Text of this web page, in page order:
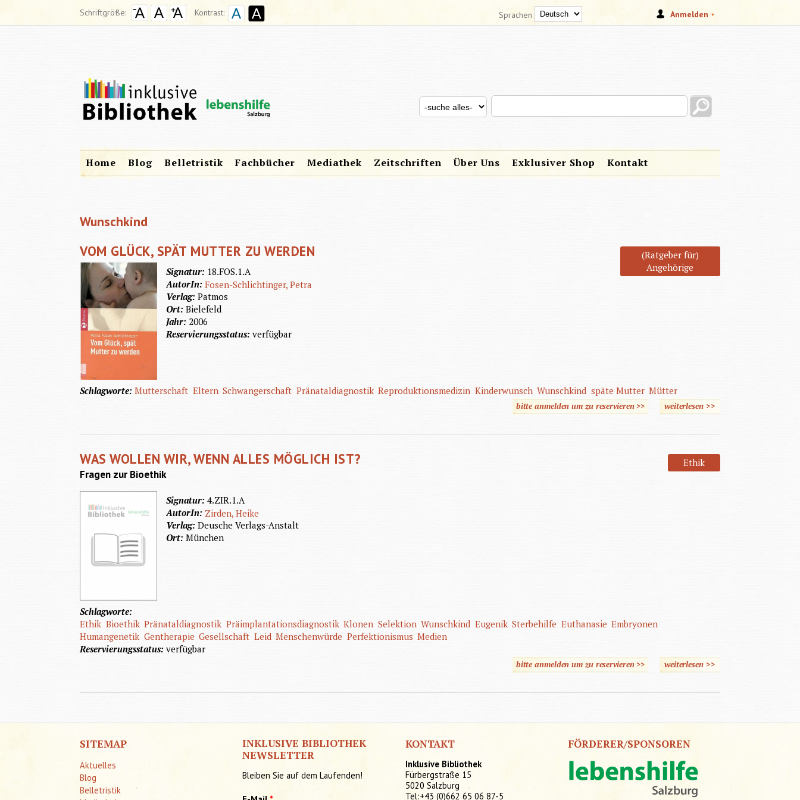
Schriftgröße: Kontrast: Anmelden
Sprachen
SUCHFORMULAR
Search this site
Search for
Home Blog Belletristik Fachbücher Mediathek Zeitschriften Über Uns Exklusiver Shop Kontakt
Wunschkind
VOM GLÜCK, SPÄT MUTTER ZU WERDEN
(Ratgeber für)
Angehörige
Signatur: 18.FOS.1.A
AutorIn:Fosen-Schlichtinger, Petra
Verlag:Patmos
Ort:Bielefeld
Jahr: 2006
Reservierungsstatus:verfügbar
Schlagworte:Mutterschaft Eltern Schwangerschaft Pränataldiagnostik Reproduktionsmedizin Kinderwunsch Wunschkind späte Mutter Mütter
bitte anmelden um zu reservieren >> weiterlesen
über Vom Glück, spät
>>
WAS WOLLEN WIR, WENN ALLES MÖGLICH IST? Ethik
Fragen zur Bioethik
Signatur:4.ZIR.1.A
AutorIn: Zirden, Heike
Verlag:Deusche Verlags-Anstalt
Ort:München
Schlagworte:
Ethik Bioethik Pränataldiagnostik Präimplantationsdiagnostik Klonen Selektion Wunschkind Eugenik Sterbehilfe Euthanasie Embryonen
Humangenetik Gentherapie Gesellschaft Leid Menschenwürde Perfektionismus Medien
Reservierungsstatus:verfügbar
bitte anmelden um zu reservieren >> weiterlesen
über Was wollen wir,
>>
SITEMAP
Aktuelles
Blog
Belletristik
INKLUSIVE BIBLIOTHEK
NEWSLETTER
Bleiben Sie auf dem Laufenden!
KONTAKT
Inklusive Bibliothek
Fürbergstraße 15
5020 Salzburg
Tel:+43 (0)662 65 06 87-5
FÖRDERER/SPONSOREN